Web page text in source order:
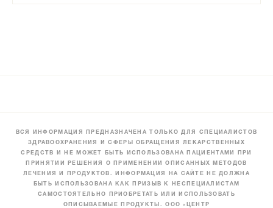
ВСЯ ИНФОРМАЦИЯ ПРЕДНАЗНАЧЕНА ТОЛЬКО ДЛЯ СПЕЦИАЛИСТОВ
ЗДРАВООХРАНЕНИЯ И СФЕРЫ ОБРАЩЕНИЯ ЛЕКАРСТВЕННЫХ
СРЕДСТВ И НЕ МОЖЕТ БЫТЬ ИСПОЛЬЗОВАНА ПАЦИЕНТАМИ ПРИ
ПРИНЯТИИ РЕШЕНИЯ О ПРИМЕНЕНИИ ОПИСАННЫХ МЕТОДОВ
ЛЕЧЕНИЯ И ПРОДУКТОВ. ИНФОРМАЦИЯ НА САЙТЕ НЕ ДОЛЖНА
БЫТЬ ИСПОЛЬЗОВАНА КАК ПРИЗЫВ К НЕСПЕЦИАЛИСТАМ
САМОСТОЯТЕЛЬНО ПРИОБРЕТАТЬ ИЛИ ИСПОЛЬЗОВАТЬ
ОПИСЫВАЕМЫЕ ПРОДУКТЫ. ООО «ЦЕНТР